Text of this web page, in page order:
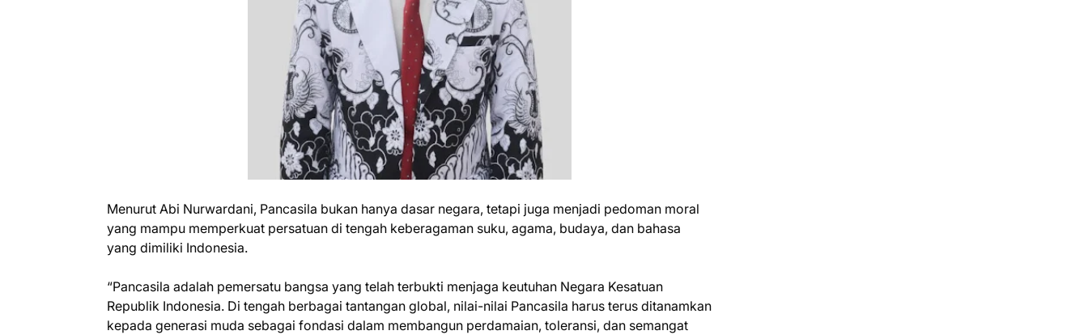
‎Menurut Abi Nurwardani, Pancasila bukan hanya dasar negara, tetapi juga menjadi pedoman moral
yang mampu memperkuat persatuan di tengah keberagaman suku, agama, budaya, dan bahasa
yang dimiliki Indonesia.
‎“Pancasila adalah pemersatu bangsa yang telah terbukti menjaga keutuhan Negara Kesatuan
Republik Indonesia. Di tengah berbagai tantangan global, nilai-nilai Pancasila harus terus ditanamkan
kepada generasi muda sebagai fondasi dalam membangun perdamaian, toleransi, dan semangat